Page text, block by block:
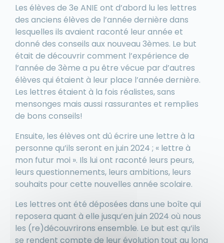
Les élèves de 3e ANIE ont d’abord lu les lettres
des anciens élèves de l’année dernière dans
lesquelles ils avaient raconté leur année et
donné des conseils aux nouveau 3èmes. Le but
était de découvrir comment l’expérience de
l’année de 3ème a pu être vécue par d’autres
élèves qui étaient à leur place l’année dernière.
Les lettres étaient à la fois réalistes, sans
mensonges mais aussi rassurantes et remplies
de bons conseils!
Ensuite, les élèves ont dû écrire une lettre à la
personne qu’ils seront en juin 2024 ; « lettre à
mon futur moi ». Ils lui ont raconté leurs peurs,
leurs questionnements, leurs ambitions, leurs
souhaits pour cette nouvelles année scolaire.
Les lettres ont été déposées dans une boîte qui
reposera quant à elle jusqu’en juin 2024 où nous
les (re)découvrirons ensemble. Le but est qu’ils
se rendent compte de leur évolution tout au long